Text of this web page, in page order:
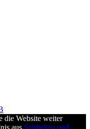
die Website weiter
aus.Schließen und